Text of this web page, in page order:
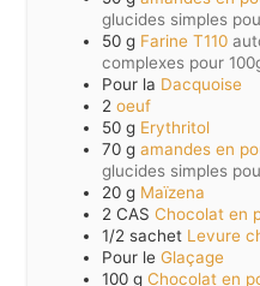
glucides simples
50 g Farine T110
complexes pour
Pour la Dacquoise
2 oeuf
50 g Erythritol
70 g amandes en
glucides simples
20 g Maïzena
2 CAS Chocolat en
1/2 sachet Levure
Pour le Glaçage
100 g Chocolat en